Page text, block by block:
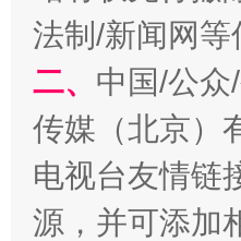
受贿1.44亿！段成刚
法制/新闻网
二、 中国/公
传媒（北京）
电视台友情链
源，并可添加